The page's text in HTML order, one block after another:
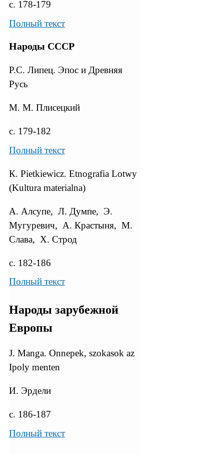
с. 178-179
Полный текст
Народы СССР
Р.С. Липец. Эпос и Древняя
Русь
М. М. Плисецкий
с. 179-182
Полный текст
К. Pietkiewicz. Etnografia Lotwy
(Kultura materialna)
А. Алсупе, Л. Думпе, Э.
Мугуревич, А. Крастыня, М.
Слава, Х. Строд
с. 182-186
Полный текст
Народы зарубежной
Европы
J. Manga. Onnepek, szokasok az
Ipoly menten
И. Эрдели
с. 186-187
Полный текст